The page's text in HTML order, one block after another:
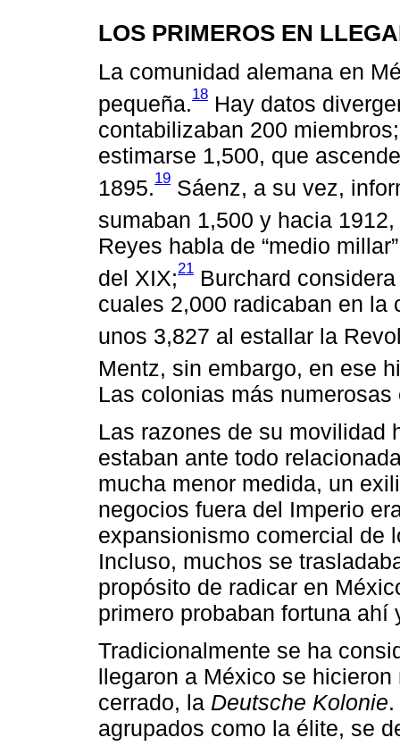
LOS PRIMEROS EN
La comunidad alemana en
pequeña.18 Hay datos
contabilizaban 200
estimarse 1,500, que
1895.19 Sáenz, a su vez,
sumaban 1,500 y hacia
Reyes habla de “medio
del XIX;21 Burchard
cuales 2,000 radicaban en
unos 3,827 al estallar la
Mentz, sin embargo, en ese
Las colonias más
Las razones de su movilidad
estaban ante todo
mucha menor medida, un
negocios fuera del Imperio
expansionismo comercial de
Incluso, muchos se
propósito de radicar en
primero probaban fortuna
Tradicionalmente se ha
llegaron a México se
cerrado, la Deutsche Kolonie
agrupados como la élite, se